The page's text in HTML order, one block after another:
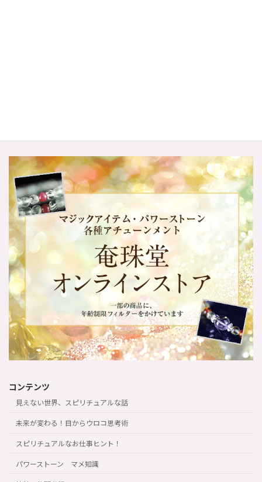
コンテンツ
見えない世界、スピリチュアルな話
未来が変わる！目からウロコ思考術
スピリチュアルなお仕事ヒント！
パワーストーン マメ知識